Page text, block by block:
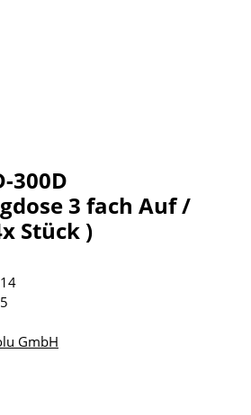
300D
3 fach Auf /
Stück )
GmbH